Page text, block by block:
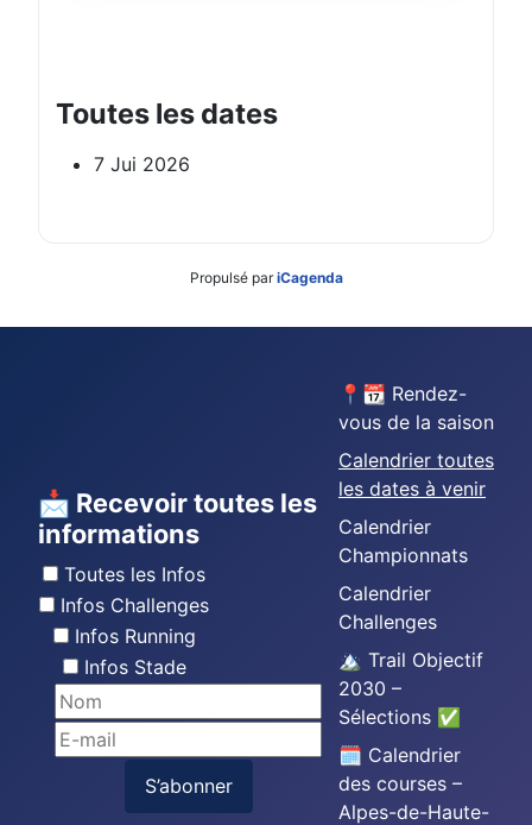
Toutes les dates
7 Jui 2026
Propulsé pariCagenda
📩 Recevoir toutes les
informations
Toutes les Infos
Infos Challenges
Infos Running
Infos Stade
S’abonner
📍📆 Rendez-
vous de la saison
Calendrier toutes
les dates à venir
Calendrier
Championnats
Calendrier
Challenges
🏔️ Trail Objectif
2030 –
Sélections ✅
🗓️ Calendrier
des courses –
Alpes-de-Haute-